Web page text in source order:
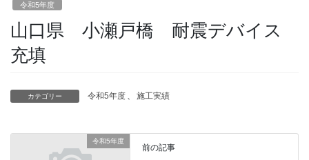
令和5年度
山口県 小瀬戸橋 耐震デバイス
充填
カテゴリー 令和5年度 、 施工実績
令和5年度
前の記事